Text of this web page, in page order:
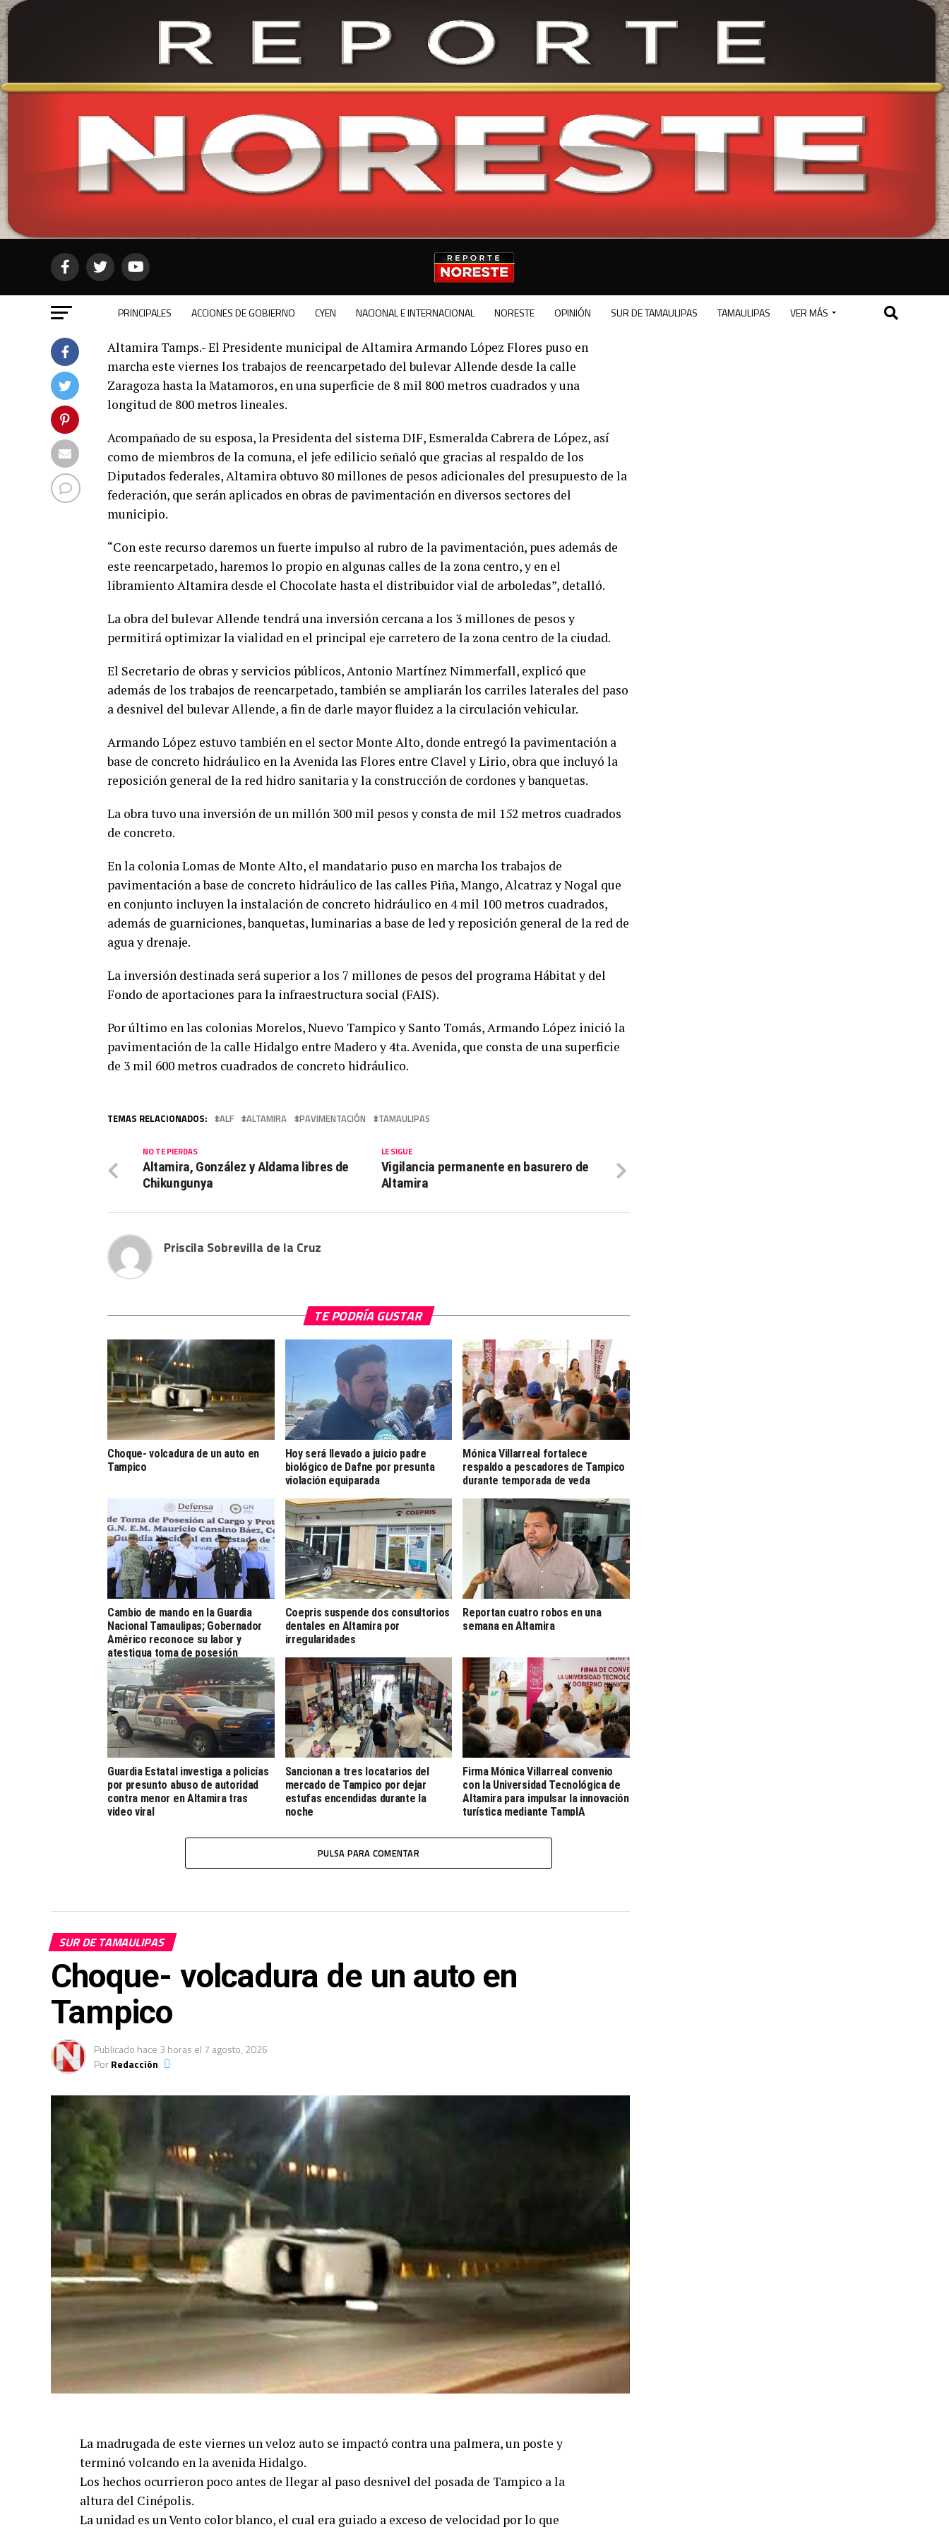
PRINCIPALES ACCIONES DE GOBIERNO CYEN NACIONAL E INTERNACIONAL NORESTE OPINIÓN SUR DE TAMAULIPAS TAMAULIPAS VER MÁS
Altamira Tamps.- El Presidente municipal de Altamira Armando López Flores puso en
marcha este viernes los trabajos de reencarpetado del bulevar Allende desde la calle
Zaragoza hasta la Matamoros, en una superficie de 8 mil 800 metros cuadrados y una
longitud de 800 metros lineales.
Acompañado de su esposa, la Presidenta del sistema DIF, Esmeralda Cabrera de López, así
como de miembros de la comuna, el jefe edilicio señaló que gracias al respaldo de los
Diputados federales, Altamira obtuvo 80 millones de pesos adicionales del presupuesto de la
federación, que serán aplicados en obras de pavimentación en diversos sectores del
municipio.
“Con este recurso daremos un fuerte impulso al rubro de la pavimentación, pues además de
este reencarpetado, haremos lo propio en algunas calles de la zona centro, y en el
libramiento Altamira desde el Chocolate hasta el distribuidor vial de arboledas”, detalló.
La obra del bulevar Allende tendrá una inversión cercana a los 3 millones de pesos y
permitirá optimizar la vialidad en el principal eje carretero de la zona centro de la ciudad.
El Secretario de obras y servicios públicos, Antonio Martínez Nimmerfall, explicó que
además de los trabajos de reencarpetado, también se ampliarán los carriles laterales del paso
a desnivel del bulevar Allende, a fin de darle mayor fluidez a la circulación vehicular.
Armando López estuvo también en el sector Monte Alto, donde entregó la pavimentación a
base de concreto hidráulico en la Avenida las Flores entre Clavel y Lirio, obra que incluyó la
reposición general de la red hidro sanitaria y la construcción de cordones y banquetas.
La obra tuvo una inversión de un millón 300 mil pesos y consta de mil 152 metros cuadrados
de concreto.
En la colonia Lomas de Monte Alto, el mandatario puso en marcha los trabajos de
pavimentación a base de concreto hidráulico de las calles Piña, Mango, Alcatraz y Nogal que
en conjunto incluyen la instalación de concreto hidráulico en 4 mil 100 metros cuadrados,
además de guarniciones, banquetas, luminarias a base de led y reposición general de la red de
agua y drenaje.
La inversión destinada será superior a los 7 millones de pesos del programa Hábitat y del
Fondo de aportaciones para la infraestructura social (FAIS).
Por último en las colonias Morelos, Nuevo Tampico y Santo Tomás, Armando López inició la
pavimentación de la calle Hidalgo entre Madero y 4ta. Avenida, que consta de una superficie
de 3 mil 600 metros cuadrados de concreto hidráulico.
TEMAS RELACIONADOS: ALF ALTAMIRA PAVIMENTACIÓN TAMAULIPAS
LE SIGUE
Vigilancia permanente en basurero de
Altamira
NO TE PIERDAS
Altamira, González y Aldama libres de
Chikungunya
Priscila Sobrevilla de la Cruz
TE PODRÍA GUSTAR
Choque- volcadura de un auto en
Tampico
Hoy será llevado a juicio padre
biológico de Dafne por presunta
violación equiparada
Mónica Villarreal fortalece
respaldo a pescadores de Tampico
durante temporada de veda
Cambio de mando en la Guardia
Nacional Tamaulipas; Gobernador
Américo reconoce su labor y
atestigua toma de posesión
Coepris suspende dos consultorios
dentales en Altamira por
irregularidades
Reportan cuatro robos en una
semana en Altamira
Guardia Estatal investiga a policías
por presunto abuso de autoridad
contra menor en Altamira tras
video viral
Sancionan a tres locatarios del
mercado de Tampico por dejar
estufas encendidas durante la
noche
Firma Mónica Villarreal convenio
con la Universidad Tecnológica de
Altamira para impulsar la innovación
turística mediante TampIA
PULSA PARA COMENTAR
SUR DE TAMAULIPAS
Choque- volcadura de un auto en
Tampico
Publicado hace 3 horas el 7 agosto, 2026
PorRedacción
La madrugada de este viernes un veloz auto se impactó contra una palmera, un poste y
terminó volcando en la avenida Hidalgo.
Los hechos ocurrieron poco antes de llegar al paso desnivel del posada de Tampico a la
altura del Cinépolis.
La unidad es un Vento color blanco, el cual era guiado a exceso de velocidad por lo que